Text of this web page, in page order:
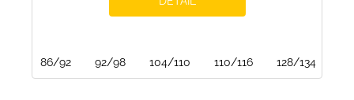
86/92 92/98 104/110 110/116 128/134